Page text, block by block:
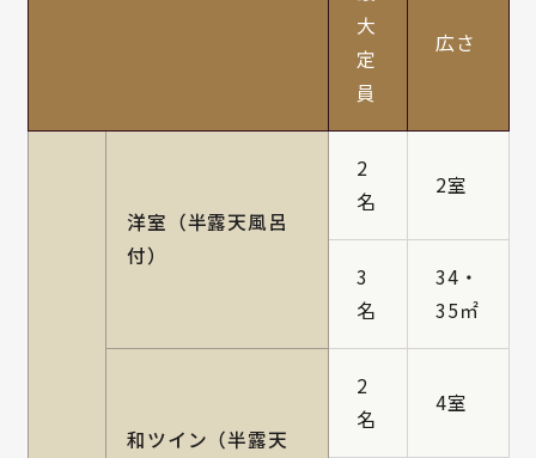
大
定
員
広さ
洋室（半露天風呂
付）
2
名
2室
3
名
34・
35㎡
和ツイン（半露天
2
名
4室